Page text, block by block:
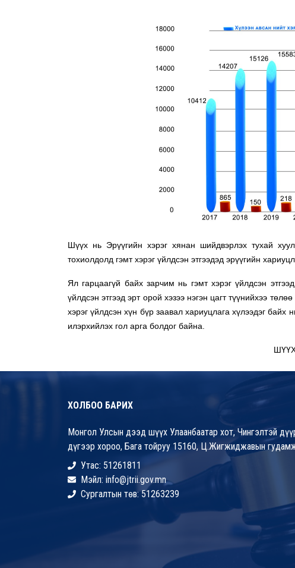
Шүүх нь Эрүүгийн хэрэг хянан шийдвэрлэх тухай
тохиолдолд гэмт хэрэг үйлдсэн этгээдэд эрүүгийн
Ял гарцаагүй байх зарчим нь гэмт хэрэг үйлдсэн
үйлдсэн этгээд эрт орой хэзээ нэгэн цагт түүнийхээ
хэрэг үйлдсэн хүн бүр заавал хариуцлага хүлээдэг
илэрхийлэх гол арга болдог байна.
ХОЛБОО БАРИХ
Монгол Улсын дээд шүүх Улаанбаатар хот, Чингэлтэй
дүгээр хороо, Бага тойруу 15160, Ц.Жигжиджавын
Утас: 51261811
Мэйл: info@jtrii.gov.mn
Сургалтын төв: 51263239